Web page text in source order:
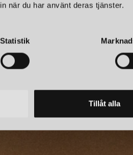
när du har använt deras tjänster.
Statistik
Tillåt alla